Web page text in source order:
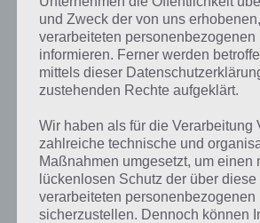
Kurze Begriffserklärung zur
Cello ist die Lösung für das tägliche Rätsel am
Wort, doch welche Bedeutung hat dieses
dazu zu wissen? Passt das Wort auch zu Die
kurze Begriffserklärung!
Zu Cello haben wir zunächst keine weiteren
und Zweck der von uns
verarbeiteten personenbezogenen
informieren. Ferner werden
mittels dieser
zustehenden Rechte aufgeklärt.
Wir haben als für die Verarbeitung
zahlreiche technische und
Maßnahmen umgesetzt, um einen
lückenlosen Schutz der über diese
verarbeiteten personenbezogenen
sicherzustellen. Dennoch können